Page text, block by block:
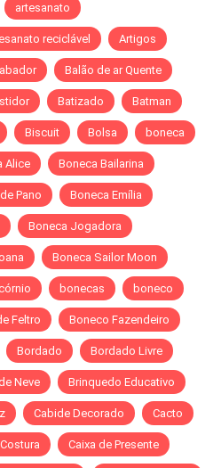
artesanato
reciclável Artigos
Balão de ar Quente
Batizado Batman
Biscuit Bolsa boneca
Alice Boneca Bailarina
Pano Boneca Emília
Boneca Jogadora
Boneca Sailor Moon
bonecas boneco
Feltro Boneco Fazendeiro
Bordado Bordado Livre
Neve Brinquedo Educativo
Cabide Decorado Cacto
Caixa de Presente